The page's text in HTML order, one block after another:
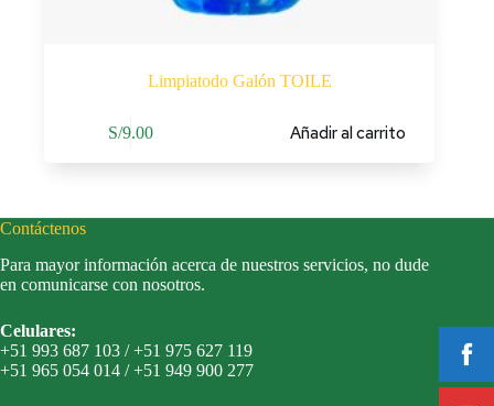
Limpiatodo Galón TOILE
S/9.00 Añadir al carrito
Contáctenos
Para mayor información acerca de nuestros servicios, no dude
en comunicarse con nosotros.
Celulares:
+51 993 687 103 / +51 975 627 119
+51 965 054 014 / +51 949 900 277